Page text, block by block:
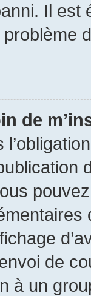
Il est
de
de
à un